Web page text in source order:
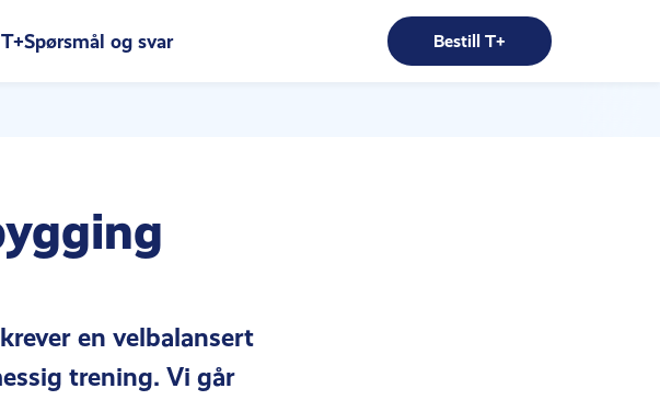
Spørsmål og svar Bestill T+
en velbalansert
trening. Vi går